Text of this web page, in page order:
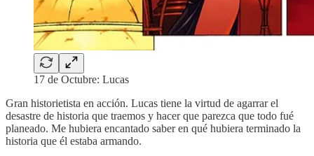
17 de Octubre: Lucas
Gran historietista en acción. Lucas tiene la virtud de agarrar el
desastre de historia que traemos y hacer que parezca que todo fué
planeado. Me hubiera encantado saber en qué hubiera terminado la
historia que él estaba armando.